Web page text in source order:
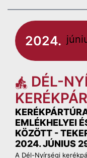
2024.
DÉL-
EMLÉKHELYEI
KÖZÖTT -
2024. JÚNIUS
A Dél-Nyírségi